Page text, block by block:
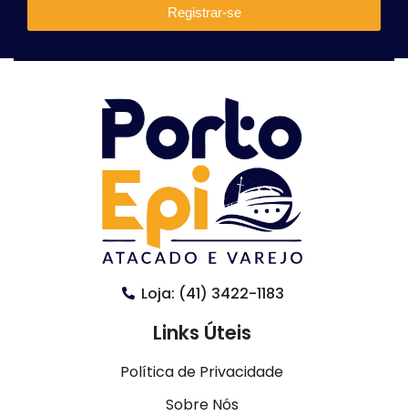
Registrar-se
Loja: (41) 3422-1183
Links Úteis
Política de Privacidade
Sobre Nós